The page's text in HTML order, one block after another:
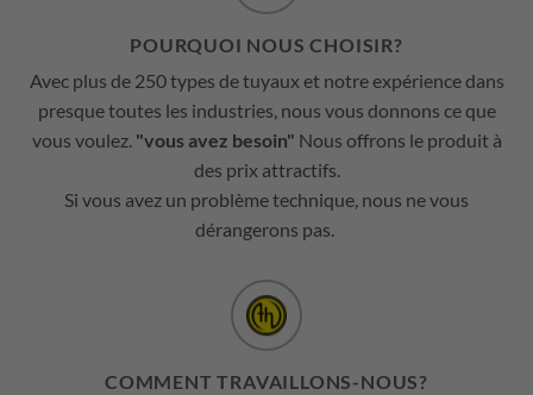
POURQUOI NOUS CHOISIR?
Avec plus de 250 types de tuyaux et notre expérience dans
presque toutes les industries, nous vous donnons ce que
vous voulez. "vous avez besoin" Nous offrons le produit à
des prix attractifs.
Si vous avez un problème technique, nous ne vous
dérangerons pas.
COMMENT TRAVAILLONS-NOUS?